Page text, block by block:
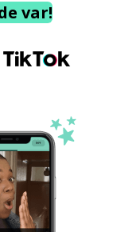
var!